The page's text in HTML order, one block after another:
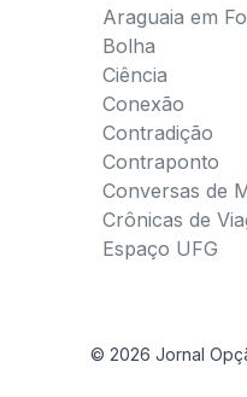
Araguaia em
Bolha
Ciência
Conexão
Contradição
Contraponto
Conversas de
Crônicas de
Espaço UFG
© 2026 Jornal